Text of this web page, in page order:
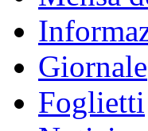
Giornale
Foglietti